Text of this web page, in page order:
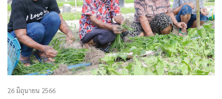
26 มิถุนายน 2566